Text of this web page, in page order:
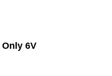
Only 6V